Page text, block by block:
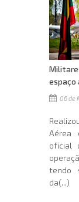
espaço
06 de
Aérea
oficial
tendo
da(...)